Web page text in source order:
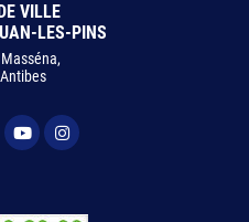
VILLE
LES-PINS